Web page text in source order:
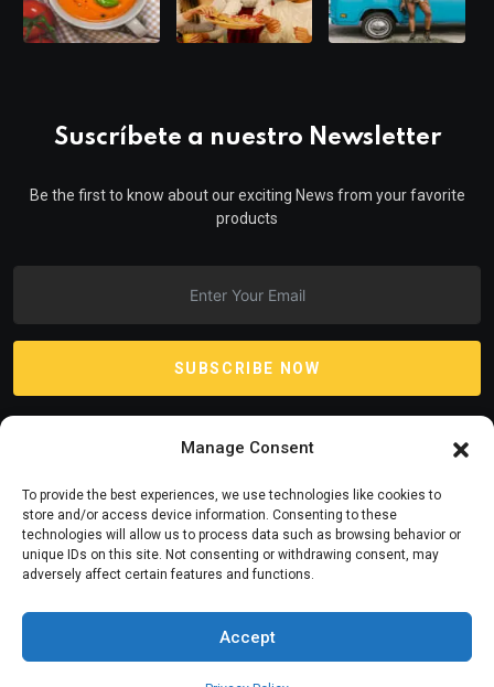
Manage Consent
To provide the best experiences, we use technologies like cookies to
store and/or access device information. Consenting to these
technologies will allow us to process data such as browsing behavior or
unique IDs on this site. Not consenting or withdrawing consent, may
adversely affect certain features and functions.
Accept
Suscríbete a nuestro Newsletter
Be the first to know about our exciting News from your favorite
products
SUBSCRIBE NOW